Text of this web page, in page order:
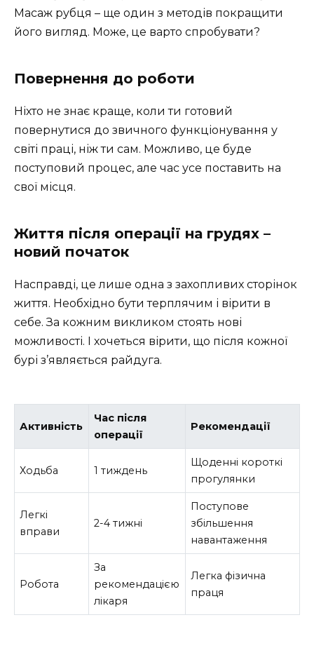
Масаж рубця – ще один з методів покращити
його вигляд. Може, це варто спробувати?
Повернення до роботи
Ніхто не знає краще, коли ти готовий
повернутися до звичного функціонування у
світі праці, ніж ти сам. Можливо, це буде
поступовий процес, але час усе поставить на
свої місця.
Життя після операції на грудях –
новий початок
Насправді, це лише одна з захопливих сторінок
життя. Необхідно бути терплячим і вірити в
себе. За кожним викликом стоять нові
можливості. І хочеться вірити, що після кожної
бурі з’являється райдуга.
Активність
Час після
операції
Рекомендації
Ходьба 1 тиждень
Щоденні короткі
прогулянки
Легкі
вправи
2-4 тижні
Поступове
збільшення
навантаження
Робота
За
рекомендацією
лікаря
Легка фізична
праця